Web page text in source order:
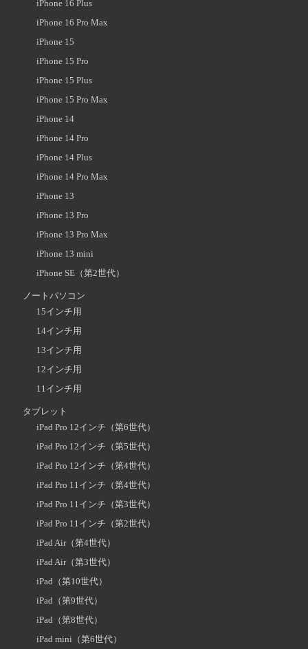
iPhone 16 Plus
iPhone 16 Pro Max
iPhone 15
iPhone 15 Pro
iPhone 15 Plus
iPhone 15 Pro Max
iPhone 14
iPhone 14 Pro
iPhone 14 Plus
iPhone 14 Pro Max
iPhone 13
iPhone 13 Pro
iPhone 13 Pro Max
iPhone 13 mini
iPhone SE（第2世代）
ノートパソコン
15インチ用
14インチ用
13インチ用
12インチ用
11インチ用
タブレット
iPad Pro 12インチ（第6世代）
iPad Pro 12インチ（第5世代）
iPad Pro 12インチ（第4世代）
iPad Pro 11インチ（第4世代）
iPad Pro 11インチ（第3世代）
iPad Pro 11インチ（第2世代）
iPad Air（第4世代）
iPad Air（第3世代）
iPad（第10世代）
iPad（第9世代）
iPad（第8世代）
iPad mini（第6世代）